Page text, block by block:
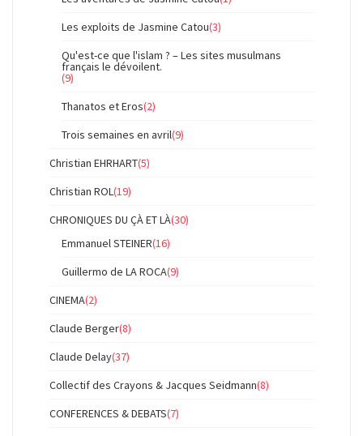
Les exploits de Jasmine Catou(3)
Qu'est-ce que l'islam ? – Les sites musulmans
français le dévoilent.
(9)
Thanatos et Eros(2)
Trois semaines en avril(9)
Christian EHRHART(5)
Christian ROL(19)
CHRONIQUES DU ÇÀ ET LÀ(30)
Emmanuel STEINER(16)
Guillermo de LA ROCA(9)
CINEMA(2)
Claude Berger(8)
Claude Delay(37)
Collectif des Crayons & Jacques Seidmann(8)
CONFERENCES & DEBATS(7)